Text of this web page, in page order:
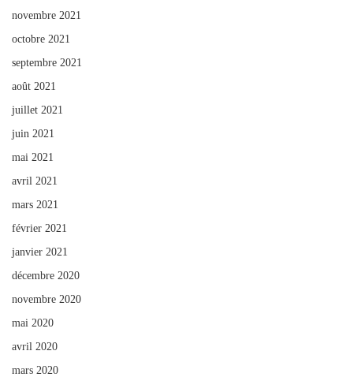
novembre 2021
octobre 2021
septembre 2021
août 2021
juillet 2021
juin 2021
mai 2021
avril 2021
mars 2021
février 2021
janvier 2021
décembre 2020
novembre 2020
mai 2020
avril 2020
mars 2020